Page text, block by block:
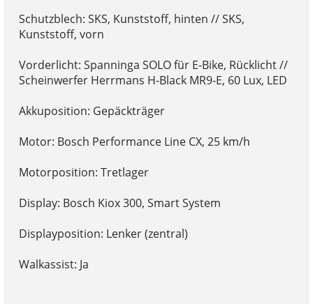
Schutzblech: SKS, Kunststoff, hinten // SKS,
Kunststoff, vorn
Vorderlicht: Spanninga SOLO für E-Bike, Rücklicht //
Scheinwerfer Herrmans H-Black MR9-E, 60 Lux, LED
Akkuposition: Gepäckträger
Motor: Bosch Performance Line CX, 25 km/h
Motorposition: Tretlager
Display: Bosch Kiox 300, Smart System
Displayposition: Lenker (zentral)
Walkassist: Ja